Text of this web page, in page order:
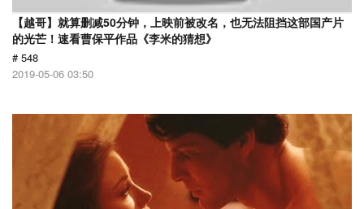
【越哥】就算删减50分钟，上映前被改名，也无法阻挡这部国产片
的光芒！速看曹保平作品《李米的猜想》
# 548
2019-05-06 03:50